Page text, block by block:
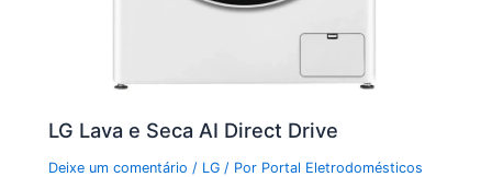
LG Lava e Seca AI Direct Drive
Deixe um comentário / LG / Por Portal Eletrodomésticos